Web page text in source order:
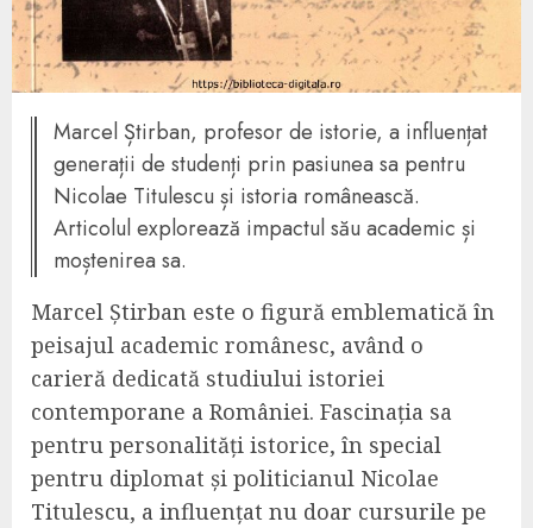
Marcel Știrban, profesor de istorie, a influențat
generații de studenți prin pasiunea sa pentru
Nicolae Titulescu și istoria românească.
Articolul explorează impactul său academic și
moștenirea sa.
Marcel Știrban este o figură emblematică în
peisajul academic românesc, având o
carieră dedicată studiului istoriei
contemporane a României. Fascinația sa
pentru personalități istorice, în special
pentru diplomat și politicianul Nicolae
Titulescu, a influențat nu doar cursurile pe